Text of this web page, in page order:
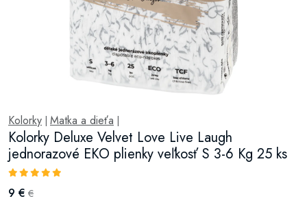
Kolorky Matka a dieťa
Kolorky Deluxe Velvet Love Live Laugh
jednorazové EKO plienky veľkosť S 3-6 Kg 25 ks
9 € €